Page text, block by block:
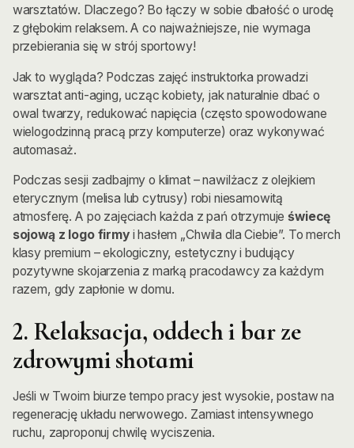
warsztatów. Dlaczego? Bo łączy w sobie dbałość o urodę
z głębokim relaksem. A co najważniejsze, nie wymaga
przebierania się w strój sportowy!
Jak to wygląda? Podczas zajęć instruktorka prowadzi
warsztat anti-aging, ucząc kobiety, jak naturalnie dbać o
owal twarzy, redukować napięcia (często spowodowane
wielogodzinną pracą przy komputerze) oraz wykonywać
automasaż.
Podczas sesji zadbajmy o klimat – nawilżacz z olejkiem
eterycznym (melisa lub cytrusy) robi niesamowitą
atmosferę. A po zajęciach każda z pań otrzymuje świecę
sojową z logo firmyi hasłem „Chwila dla Ciebie”. To merch
klasy premium – ekologiczny, estetyczny i budujący
pozytywne skojarzenia z marką pracodawcy za każdym
razem, gdy zapłonie w domu.
2. Relaksacja, oddech i bar ze
zdrowymi shotami
Jeśli w Twoim biurze tempo pracy jest wysokie, postaw na
regenerację układu nerwowego. Zamiast intensywnego
ruchu, zaproponuj chwilę wyciszenia.